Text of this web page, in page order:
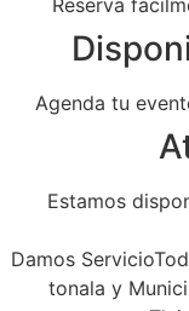
Agenda tu
Estamos
Damos
tonala y